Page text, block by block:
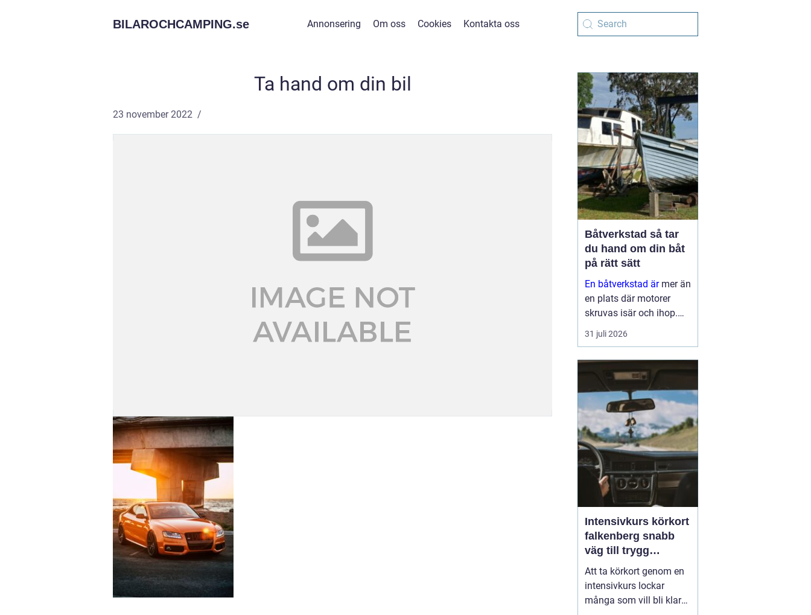
BILAROCHCAMPING.se Annonsering Om oss Cookies Kontakta oss
Ta hand om din bil
23 november 2022
Båtverkstad så tar
du hand om din båt
på rätt sätt
En båtverkstad ärmer än
en plats där motorer
skruvas isär och ihop.
För många båtägare är
verkstaden en trygghet
en problemfri säsong på
vattnet och oväntade
haverier mitt i
högsomm...
31 juli 2026
Intensivkurs körkort
falkenberg snabb
väg till trygg
körning
Att ta körkort genom en
intensivkurs lockar
många som vill bli klara